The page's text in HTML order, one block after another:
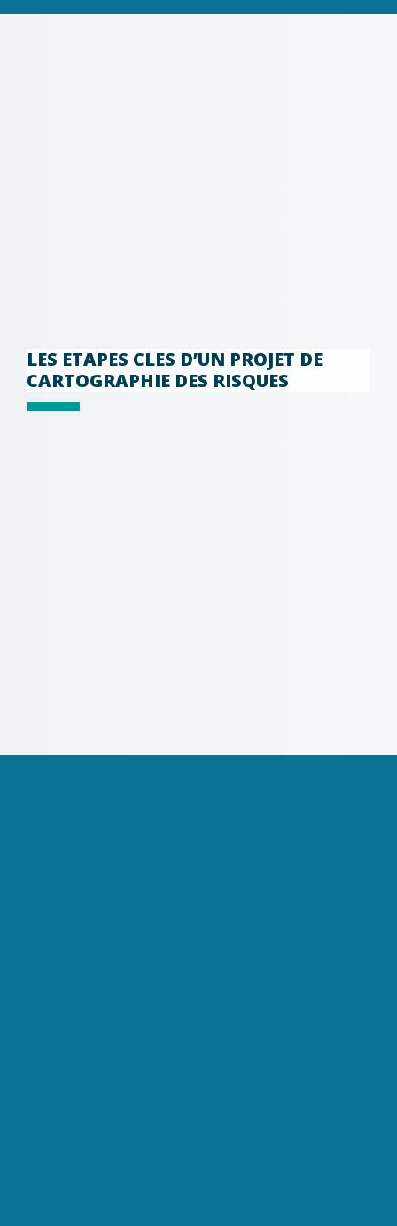
LES ETAPES CLES D’UN PROJET DE
CARTOGRAPHIE DES RISQUES